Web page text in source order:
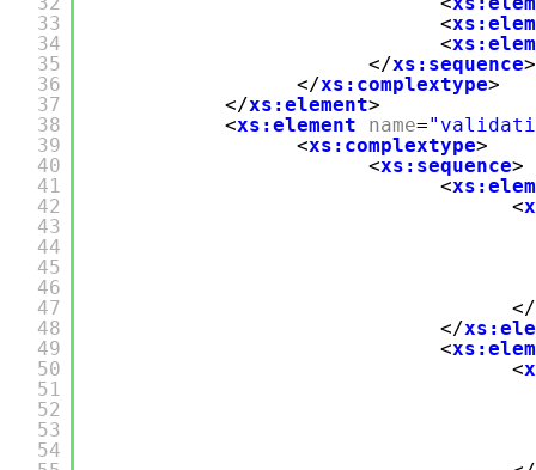
33
34
35
36
37
38
39
40
41
42
43
44
45
46
47
48
49
50
51
52
53
54
<
<
</xs:sequence>
</xs:complextype>
</xs:element>
<xs:element name=
<xs:complextype>
<xs:sequence>
<
<
</
</
<
<